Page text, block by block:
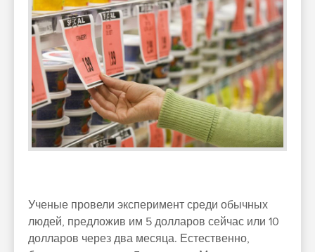
Ученые провели эксперимент среди обычных
людей, предложив им 5 долларов сейчас или 10
долларов через два месяца. Естественно,